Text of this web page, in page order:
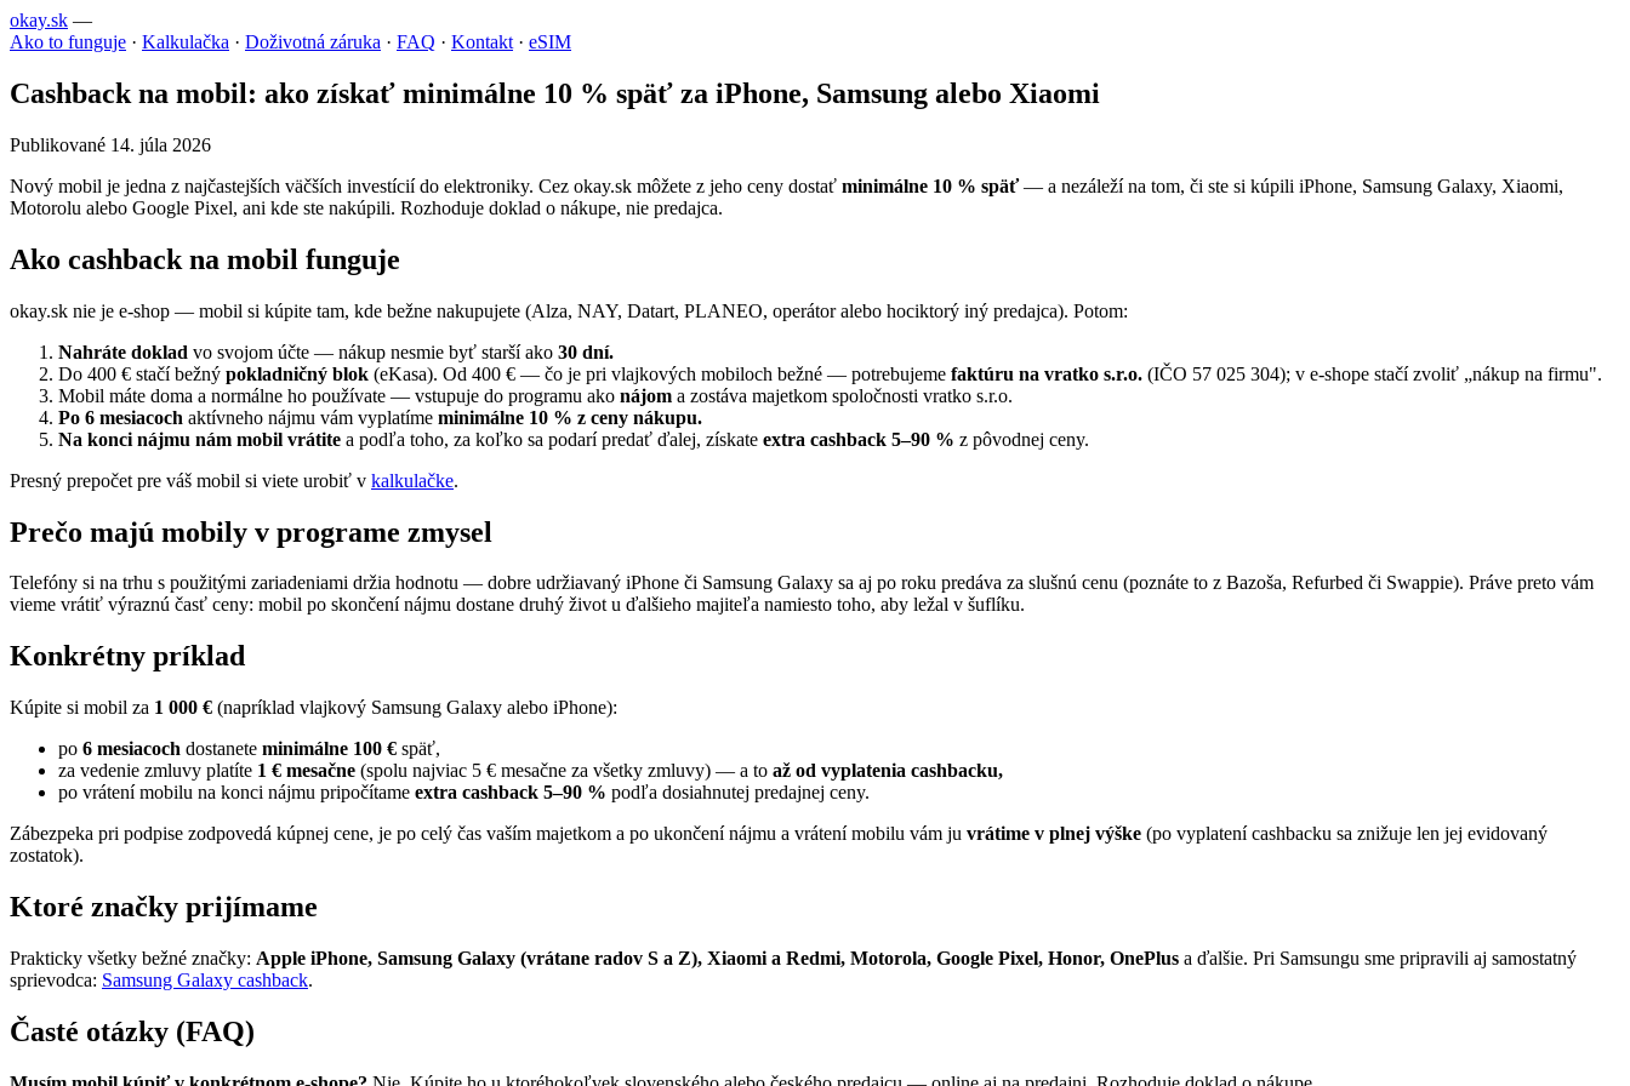
okay.sk —
Ako to funguje · Kalkulačka · Doživotná záruka · FAQ · Kontakt · eSIM
Cashback na mobil: ako získať minimálne 10 % späť za iPhone, Samsung alebo Xiaomi
Publikované 14. júla 2026
Nový mobil je jedna z najčastejších väčších investícií do elektroniky. Cez okay.sk môžete z jeho ceny dostať minimálne 10 % späť— a nezáleží na tom, či ste si kúpili iPhone, Samsung Galaxy, Xiaomi,
Motorolu alebo Google Pixel, ani kde ste nakúpili. Rozhoduje doklad o nákupe, nie predajca.
Ako cashback na mobil funguje
okay.sk nie je e-shop — mobil si kúpite tam, kde bežne nakupujete (Alza, NAY, Datart, PLANEO, operátor alebo hociktorý iný predajca). Potom:
Nahráte doklad vo svojom účte — nákup nesmie byť starší ako 30 dní.
Do 400 € stačí bežný pokladničný blok (eKasa). Od 400 € — čo je pri vlajkových mobiloch bežné — potrebujeme faktúru na vratko s.r.o. (IČO 57 025 304); v e-shope stačí zvoliť „nákup na firmu".
Mobil máte doma a normálne ho používate — vstupuje do programu ako nájom a zostáva majetkom spoločnosti vratko s.r.o.
Po 6 mesiacoch aktívneho nájmu vám vyplatíme minimálne 10 % z ceny nákupu.
Na konci nájmu nám mobil vrátite a podľa toho, za koľko sa podarí predať ďalej, získate extra cashback 5–90 % z pôvodnej ceny.
Presný prepočet pre váš mobil si viete urobiť v kalkulačke.
Prečo majú mobily v programe zmysel
Telefóny si na trhu s použitými zariadeniami držia hodnotu — dobre udržiavaný iPhone či Samsung Galaxy sa aj po roku predáva za slušnú cenu (poznáte to z Bazoša, Refurbed či Swappie). Práve preto vám
vieme vrátiť výraznú časť ceny: mobil po skončení nájmu dostane druhý život u ďalšieho majiteľa namiesto toho, aby ležal v šuflíku.
Konkrétny príklad
Kúpite si mobil za 1 000 € (napríklad vlajkový Samsung Galaxy alebo iPhone):
po 6 mesiacoch dostanete minimálne 100 € späť,
za vedenie zmluvy platíte 1 € mesačne (spolu najviac 5 € mesačne za všetky zmluvy) — a to až od vyplatenia cashbacku,
po vrátení mobilu na konci nájmu pripočítame extra cashback 5–90 % podľa dosiahnutej predajnej ceny.
Zábezpeka pri podpise zodpovedá kúpnej cene, je po celý čas vaším majetkom a po ukončení nájmu a vrátení mobilu vám ju vrátime v plnej výške (po vyplatení cashbacku sa znižuje len jej evidovaný
zostatok).
Ktoré značky prijímame
Prakticky všetky bežné značky: Apple iPhone, Samsung Galaxy (vrátane radov S a Z), Xiaomi a Redmi, Motorola, Google Pixel, Honor, OnePlus a ďalšie. Pri Samsungu sme pripravili aj samostatný
sprievodca: Samsung Galaxy cashback.
Časté otázky (FAQ)